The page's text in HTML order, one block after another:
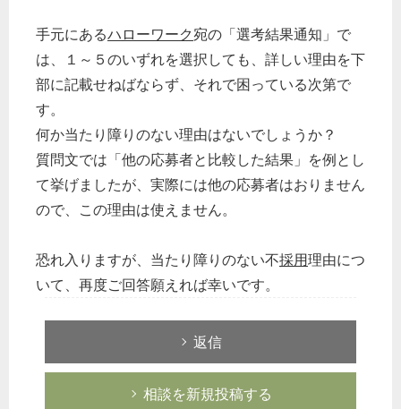
手元にあるハローワーク宛の「選考結果通知」で
は、１～５のいずれを選択しても、詳しい理由を下
部に記載せねばならず、それで困っている次第で
す。
何か当たり障りのない理由はないでしょうか？
質問文では「他の応募者と比較した結果」を例とし
て挙げましたが、実際には他の応募者はおりません
ので、この理由は使えません。
恐れ入りますが、当たり障りのない不採用理由につ
いて、再度ご回答願えれば幸いです。
返信
相談を新規投稿する